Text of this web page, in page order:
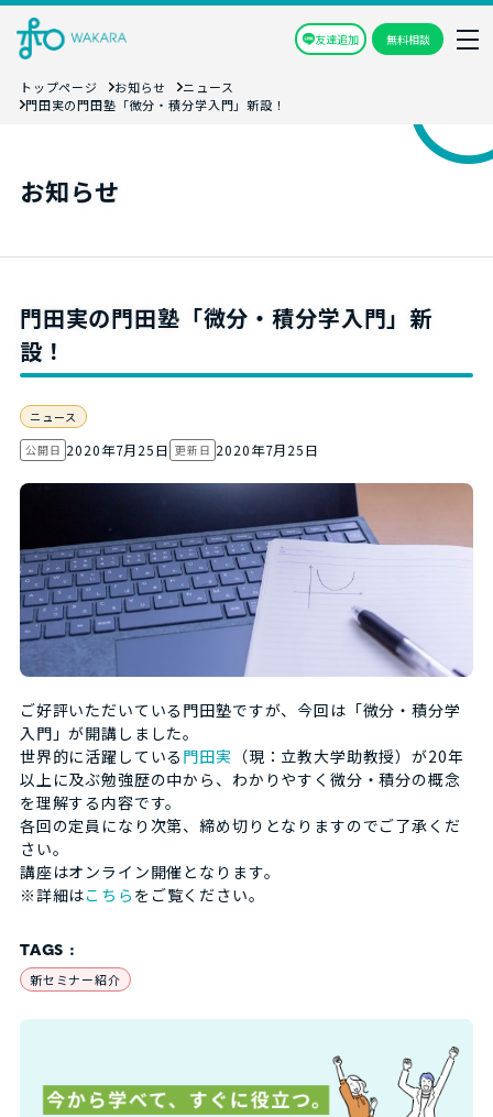
友達追加 無料相談
トップページ お知らせ
ニュース
門田実の門田塾「微分・積分学入門」新設！
お知らせ
門田実の門田塾「微分・積分学入門」新
設！
ニュース
公開日 2020年7月25日 更新日 2020年7月25日
ご好評いただいている門田塾ですが、今回は「微分・積分学
入門」が開講しました。
世界的に活躍している 門田実 （現：立教大学助教授）が20年
以上に及ぶ勉強歴の中から、わかりやすく微分・積分の概念
を理解する内容です。
各回の定員になり次第、締め切りとなりますのでご了承くだ
さい。
講座はオンライン開催となります。
※詳細はこちら をご覧ください。
TAGS :
新セミナー紹介